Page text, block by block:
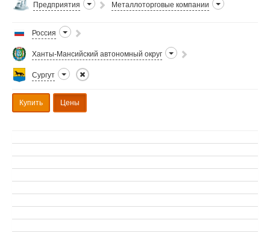
Предприятия Металлоторговые компании
Россия
Ханты-Мансийский автономный округ
Сургут
Купить Цены